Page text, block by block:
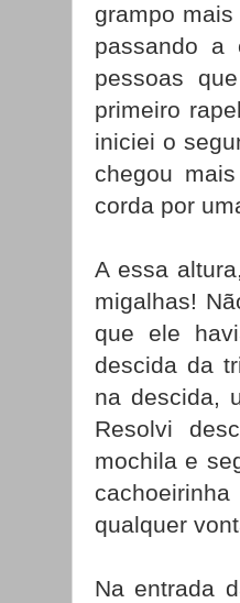
grampo
passando a
pessoas
primeiro
iniciei o
chegou
corda por
A essa
migalhas!
que ele
descida da
na descida,
Resolvi
mochila e
qualquer
Na entrada